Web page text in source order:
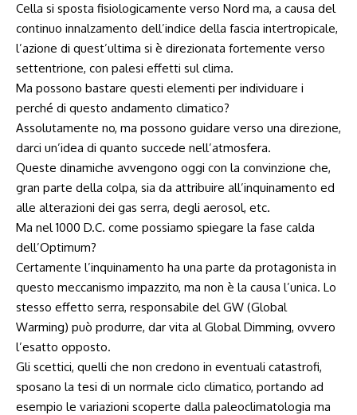
Cella si sposta fisiologicamente verso Nord ma, a causa del
continuo innalzamento dell’indice della fascia intertropicale,
l’azione di quest’ultima si è direzionata fortemente verso
settentrione, con palesi effetti sul clima.
Ma possono bastare questi elementi per individuare i
perché di questo andamento climatico?
Assolutamente no, ma possono guidare verso una direzione,
darci un’idea di quanto succede nell’atmosfera.
Queste dinamiche avvengono oggi con la convinzione che,
gran parte della colpa, sia da attribuire all’inquinamento ed
alle alterazioni dei gas serra, degli aerosol, etc.
Ma nel 1000 D.C. come possiamo spiegare la fase calda
dell’Optimum?
Certamente l’inquinamento ha una parte da protagonista in
questo meccanismo impazzito, ma non è la causa l’unica. Lo
stesso effetto serra, responsabile del GW (Global
Warming) può produrre, dar vita al Global Dimming, ovvero
l’esatto opposto.
Gli scettici, quelli che non credono in eventuali catastrofi,
sposano la tesi di un normale ciclo climatico, portando ad
esempio le variazioni scoperte dalla paleoclimatologia ma